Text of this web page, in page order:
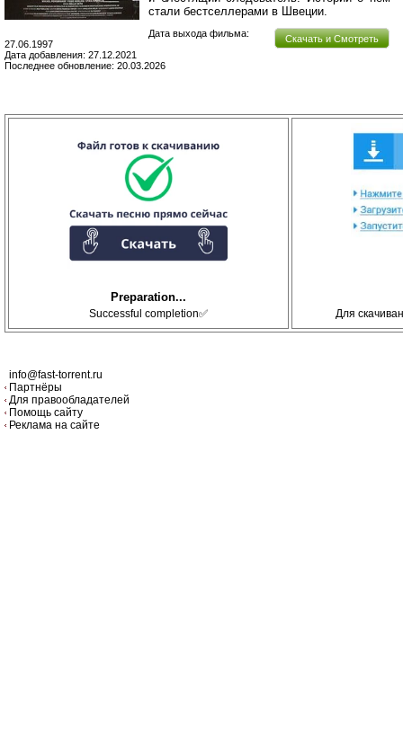
стали бестселлерами в Швеции.
Скачать и Смотреть
Дата выхода фильма:
27.06.1997
Дата добавления: 27.12.2021
Последнее обновление: 20.03.2026
Preparation...
Successful completion✅ Для
info@fast-torrent.ru
Партнёры
Для правообладателей
Помощь сайту
Реклама на сайте